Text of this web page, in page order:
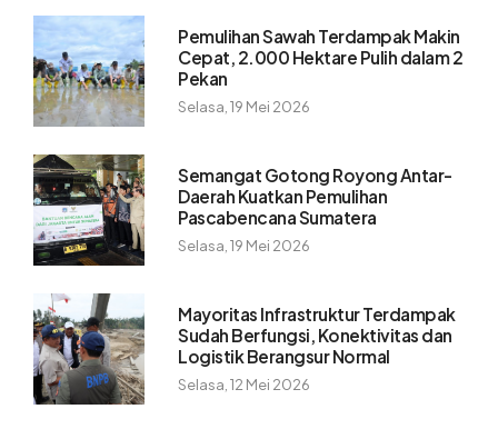
Pemulihan Sawah Terdampak Makin
Cepat, 2.000 Hektare Pulih dalam 2
Pekan
Selasa, 19 Mei 2026
Semangat Gotong Royong Antar-
Daerah Kuatkan Pemulihan
Pascabencana Sumatera
Selasa, 19 Mei 2026
Mayoritas Infrastruktur Terdampak
Sudah Berfungsi, Konektivitas dan
Logistik Berangsur Normal
Selasa, 12 Mei 2026